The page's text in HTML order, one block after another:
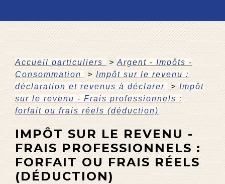
Accueil particuliers > Argent - Impôts -
Consommation
> Impôt sur le revenu :
déclaration et revenus à déclarer
> Impôt
sur le revenu - Frais professionnels :
forfait ou frais réels (déduction)
IMPÔT SUR LE REVENU -
FRAIS PROFESSIONNELS :
FORFAIT OU FRAIS RÉELS
(DÉDUCTION)